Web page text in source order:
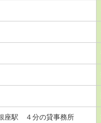
駅 ４分の貸事務所